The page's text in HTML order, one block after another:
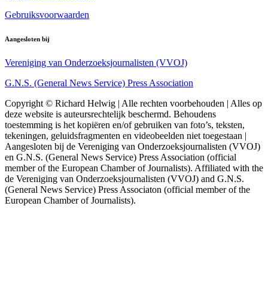
Gebruiksvoorwaarden
Aangesloten bij
Vereniging van Onderzoeksjournalisten (VVOJ)
G.N.S. (General News Service) Press Association
Copyright © Richard Helwig | Alle rechten voorbehouden | Alles op
deze website is auteursrechtelijk beschermd. Behoudens
toestemming is het kopiëren en/of gebruiken van foto’s, teksten,
tekeningen, geluidsfragmenten en videobeelden niet toegestaan |
Aangesloten bij de Vereniging van Onderzoeksjournalisten (VVOJ)
en G.N.S. (General News Service) Press Association (official
member of the European Chamber of Journalists). Affiliated with the
de Vereniging van Onderzoeksjournalisten (VVOJ) and G.N.S.
(General News Service) Press Associaton (official member of the
European Chamber of Journalists).